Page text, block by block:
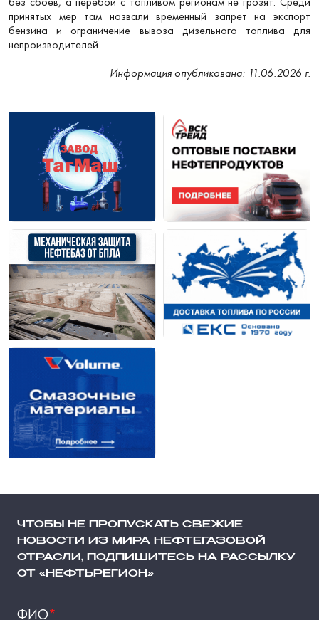
принятых мер там назвали временный запрет на экспорт
бензина и ограничение вывоза дизельного топлива для
непроизводителей.
Информация опубликована: 11.06.2026 г.
ЧТОБЫ НЕ ПРОПУСКАТЬ СВЕЖИЕ
НОВОСТИ ИЗ МИРА НЕФТЕГАЗОВОЙ
ОТРАСЛИ, ПОДПИШИТЕСЬ НА РАССЫЛКУ
ОТ «НЕФТЬРЕГИОН»
ФИО*